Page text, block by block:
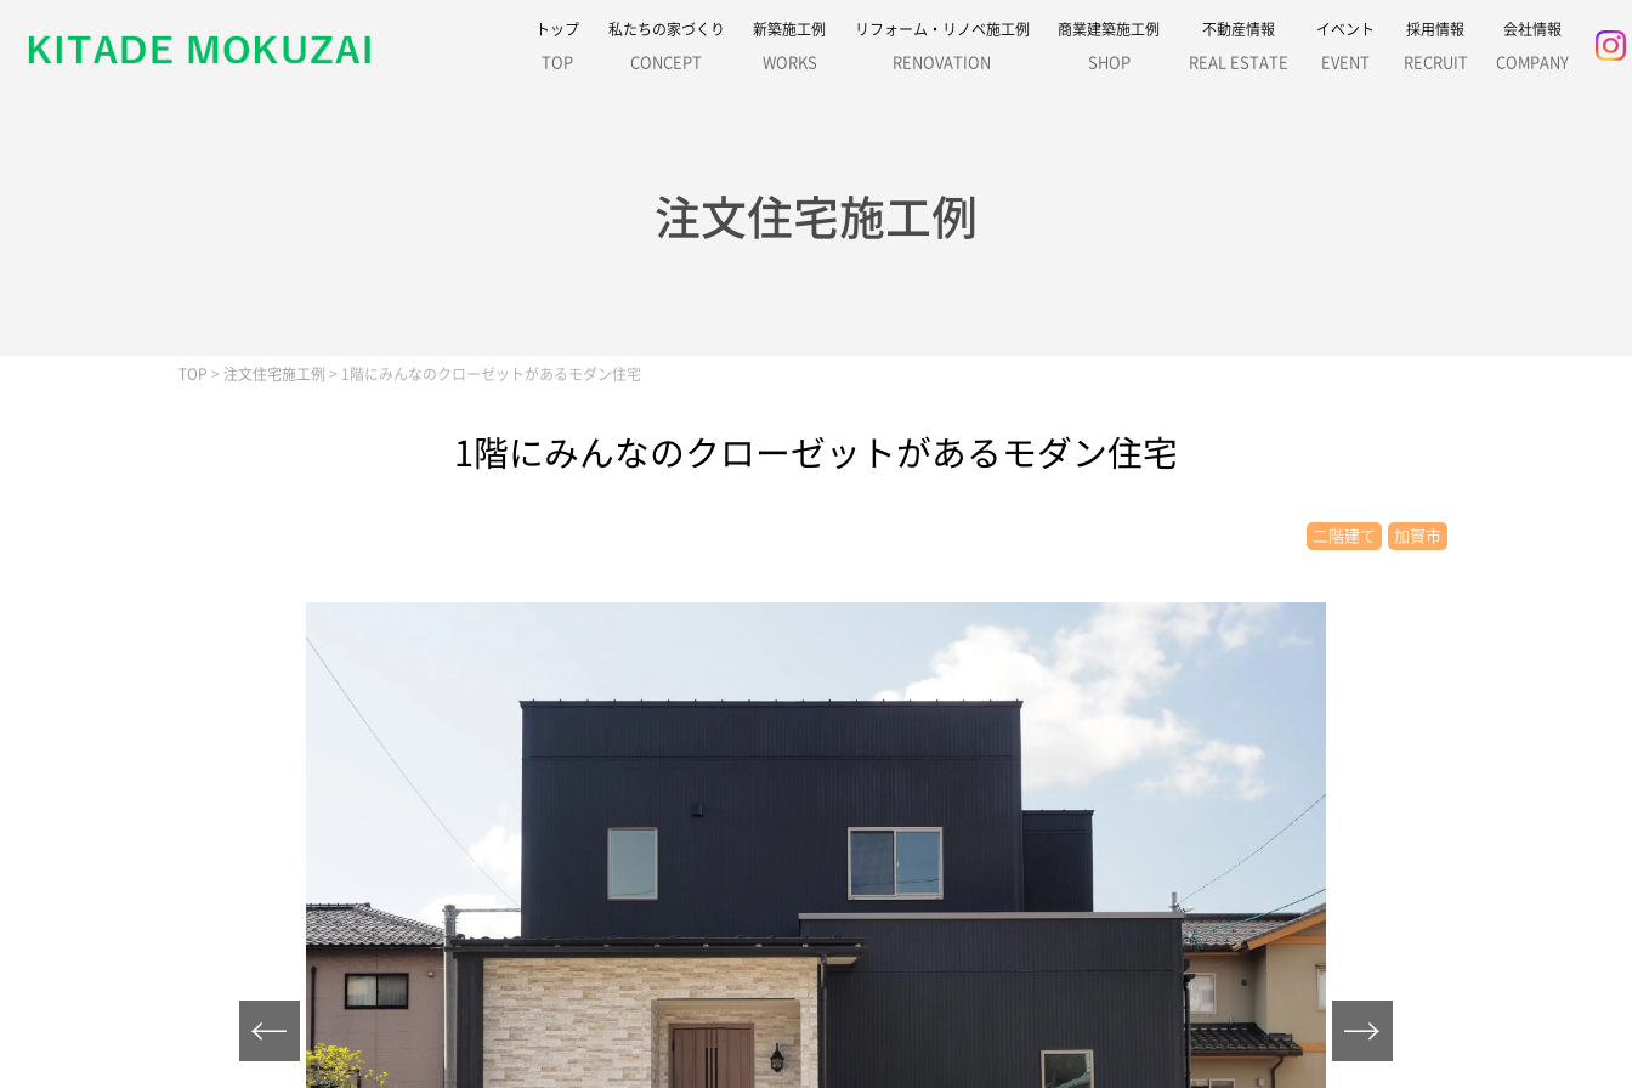
トップ
TOP
私たちの家づくり
CONCEPT
新築施工例
WORKS
リフォーム・リノベ施工例
RENOVATION
商業建築施工例
SHOP
不動産情報
REAL ESTATE
イベント
EVENT
採用情報
RECRUIT
会社情報
COMPANY
注文住宅施工例
TOP > 注文住宅施工例 > 1階にみんなのクローゼットがあるモダン住宅
1階にみんなのクローゼットがあるモダン住宅
二階建て 加賀市